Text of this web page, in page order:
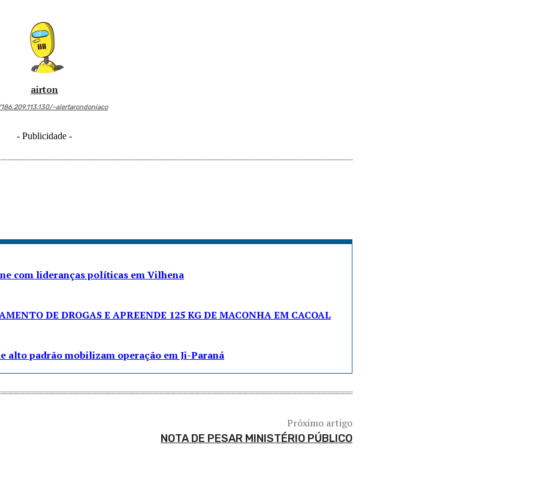
airton
~alertarondoniaco
- Publicidade -
com lideranças políticas em Vilhena
DE DROGAS E APREENDE 125 KG DE MACONHA EM CACOAL
alto padrão mobilizam operação em Ji-Paraná
Próximo artigo
NOTA DE PESAR MINISTÉRIO PÚBLICO